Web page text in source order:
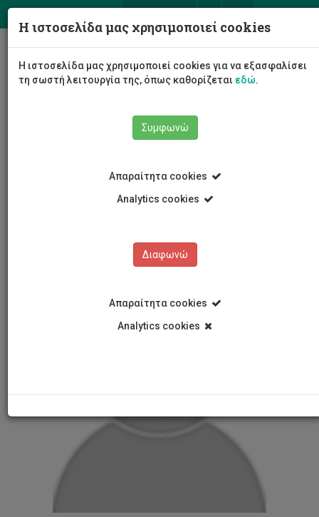
Σχολή Επιστημών Υγείας
Τμήμα Νοσηλευτικής
Προσωπικό Τμήματος
Χρίστος Ανδρέου
Χρίστος Ανδρέου
Η ιστοσελίδα μας χρησιμοποιεί cookies
Η ιστοσελίδα μας χρησιμοποιεί cookies για να εξασφαλίσει
τη σωστή λειτουργία της, όπως καθορίζεται εδώ.
Συμφωνώ
Απαραίτητα cookies
Analytics cookies
Διαφωνώ
Απαραίτητα cookies
Analytics cookies